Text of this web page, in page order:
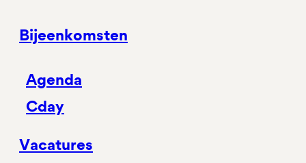
Bijeenkomsten
Agenda
Cday
Vacatures